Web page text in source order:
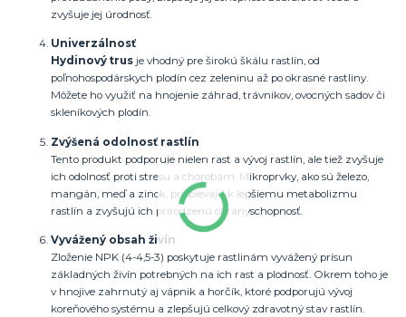
zvyšuje jej úrodnosť.
Univerzálnosť
Hydinový trus je vhodný pre širokú škálu rastlín, od
poľnohospodárskych plodín cez zeleninu až po okrasné rastliny.
Môžete ho využiť na hnojenie záhrad, trávnikov, ovocných sadov či
skleníkových plodín.
Zvýšená odolnosť rastlín
Tento produkt podporuje nielen rast a vývoj rastlín, ale tiež zvyšuje
ich odolnosť proti stresu a chorobám. Mikroprvky, ako sú železo,
mangán, meď a zinok, prispievajú k lepšiemu metabolizmu
rastlín a zvyšujú ich prirodzenú obranyschopnosť.
Vyvážený obsah živín
Zloženie NPK (4-4,5-3) poskytuje rastlinám vyvážený prísun
základných živín potrebných na ich rast a plodnosť. Okrem toho je
v hnojive zahrnutý aj vápnik a horčík, ktoré podporujú vývoj
koreňového systému a zlepšujú celkový zdravotný stav rastlín.